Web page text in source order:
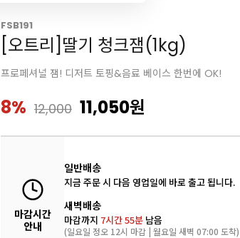
FSB191
[오트리]딸기 청크잼(1kg)
프로페셔널 잼! 디저트 토핑&음료 베이스 한번에 OK!
8% 12,000 11,050원
마감시간
안내
일반배송
지금 주문 시 다음 영업일에 바로 출고 됩니다.
새벽배송
마감까지 7시간 55분 남음
(일요일 정오 12시 마감 | 월요일 새벽 07:00 도착)